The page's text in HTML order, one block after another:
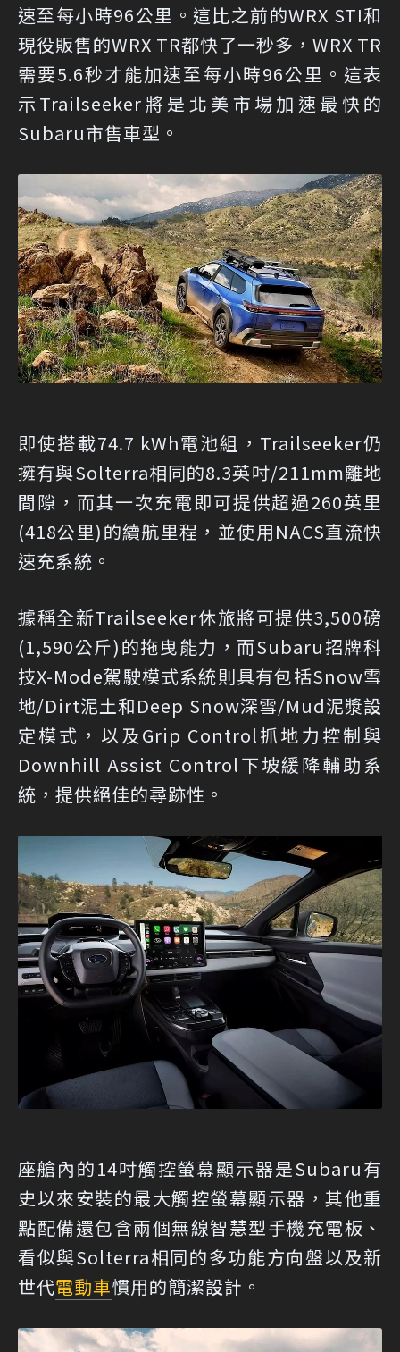
速至每小時96公里。這比之前的WRX STI和
現役販售的WRX TR都快了一秒多，WRX TR
需要5.6秒才能加速至每小時96公里。這表
示Trailseeker將是北美市場加速最快的
Subaru市售車型。
即使搭載74.7 kWh電池組，Trailseeker仍
擁有與Solterra相同的8.3英吋/211mm離地
間隙，而其一次充電即可提供超過260英里
(418公里)的續航里程，並使用NACS直流快
速充系統。
據稱全新Trailseeker休旅將可提供3,500磅
(1,590公斤)的拖曳能力，而Subaru招牌科
技X-Mode駕駛模式系統則具有包括Snow雪
地/Dirt泥土和Deep Snow深雪/Mud泥漿設
定模式，以及Grip Control抓地力控制與
Downhill Assist Control下坡緩降輔助系
統，提供絕佳的尋跡性。
座艙內的14吋觸控螢幕顯示器是Subaru有
史以來安裝的最大觸控螢幕顯示器，其他重
點配備還包含兩個無線智慧型手機充電板、
看似與Solterra相同的多功能方向盤以及新
世代電動車慣用的簡潔設計。